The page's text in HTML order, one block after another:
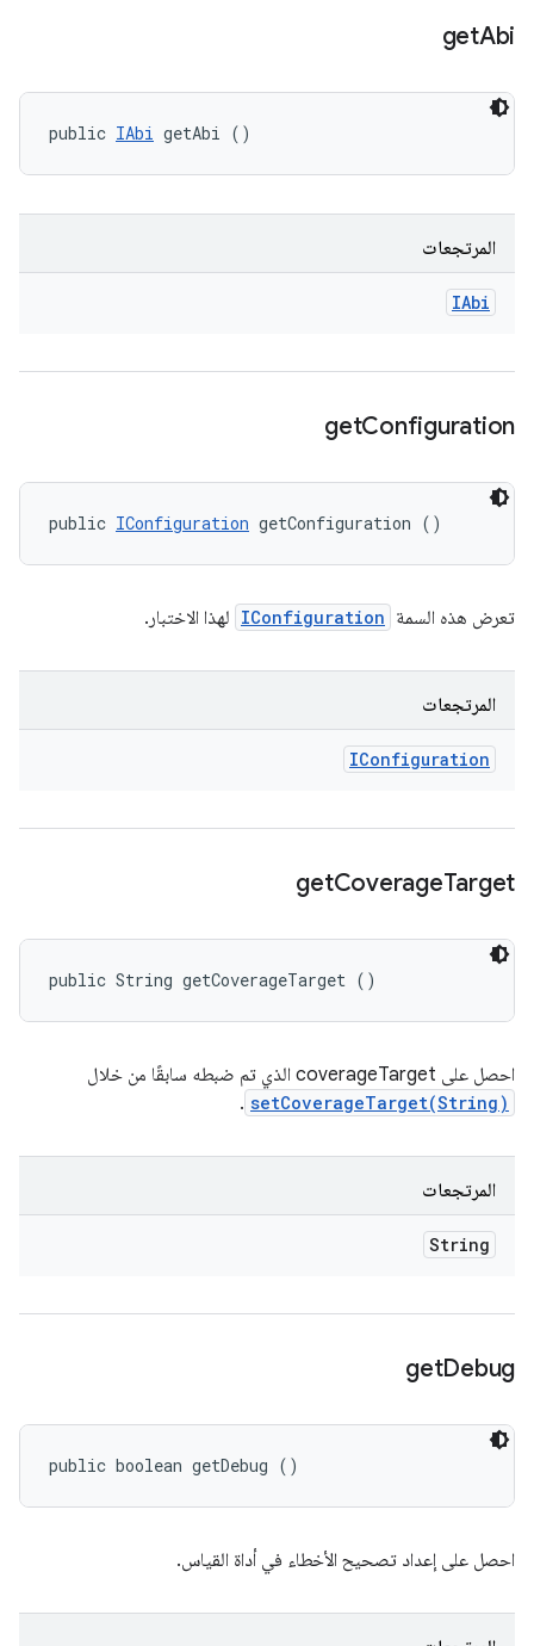
getAbi
public IAbi getAbi ()
المرتجعات
IAbi
getConfiguration
public IConfiguration getConfiguration ()
تعرض هذه السمة IConfiguration لهذا الاختبار.
المرتجعات
IConfiguration
getCoverageTarget
public String getCoverageTarget ()
احصل على coverageTarget الذي تم ضبطه سابقًا من خلال
setCoverageTarget(String)
.
المرتجعات
String
getDebug
public boolean getDebug ()
احصل على إعداد تصحيح الأخطاء في أداة القياس.